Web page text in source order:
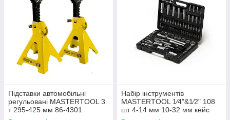
Підставки автомобільні
регульовані MASTERTOOL 3
т 295-425 мм 86-4301
Набір інструментів
MASTERTOOL 1⁄4"&1⁄2" 108
шт 4-14 мм 10-32 мм кейс
78-7108